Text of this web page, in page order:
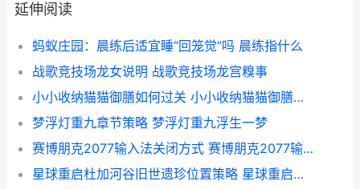
延伸阅读
蚂蚁庄园：晨练后适宜睡“回笼觉”吗 晨练指什么
战歌竞技场龙女说明 战歌竞技场龙宫糗事
小小收纳猫猫御膳如何过关 小小收纳猫猫御膳任务策略 小小收纳箱怎么折
梦浮灯重九章节策略 梦浮灯重九浮生一梦
赛博朋克2077输入法关闭方式 赛博朋克2077输入法一直弹出
星球重启杜加河谷旧世遗珍位置策略 星球重启杜加河谷全探索